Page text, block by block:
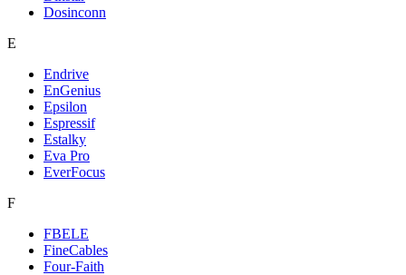
Dosinconn
E
Endrive
EnGenius
Epsilon
Espressif
Estalky
Eva Pro
EverFocus
F
FBELE
FineCables
Four-Faith